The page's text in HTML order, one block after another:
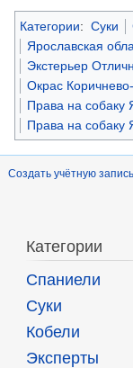
Категории: Суки
Ярославская
Экстерьер
Окрас
Права на
Права на
Создать учётную запись
Категории
Спаниели
Суки
Кобели
Эксперты